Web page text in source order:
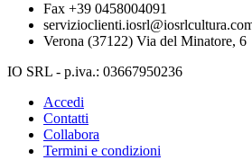
Fax +39 0458004091
Verona (37122) Via del Minatore, 6
IO SRL - p.iva.: 03667950236
Accedi
Contatti
Collabora
Termini e condizioni